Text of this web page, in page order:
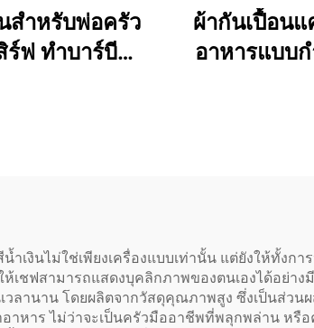
สำหรับพ่อครัว
ฟ ทำบาร์บีคิว
ผ้ากันเปื้อน
อาหารแบบ
น้ำเงินไม่ใช่เพียงเครื่องแบบเท่านั้น แต่ยังให้ทั้ง
ห้เชฟสามารถแสดงบุคลิกภาพของตนเองได้อย่า
เวลานาน โดยผลิตจากวัสดุคุณภาพสูง ซึ่งเป็นส่วน
าหาร ไม่ว่าจะเป็นครัวมืออาชีพที่พลุกพล่าน หรื